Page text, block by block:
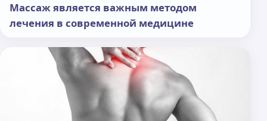
Массаж является важным методом
лечения в современной медицине